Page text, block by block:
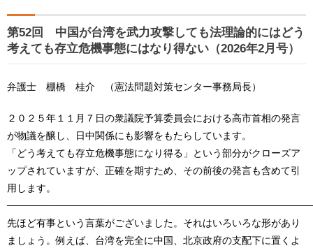
第52回 中国が台湾を武力攻撃しても法理論的にはどう
考えても存立危機事態にはなり得ない（2026年2月号）
弁護士 棚橋 桂介 （憲法問題対策センター事務局長）
２０２５年１１月７日の衆議院予算委員会における高市首相の発言
が物議を醸し、日中関係にも影響をもたらしています。
「どう考えても存立危機事態になり得る」という部分がクローズア
ップされていますが、正確を期すため、その前後の発言も含めて引
用します。
先ほど有事という言葉がございました。それはいろいろな形があり
ましょう。例えば、台湾を完全に中国、北京政府の支配下に置くよ